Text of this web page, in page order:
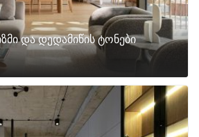
და დედამიწის ტონები